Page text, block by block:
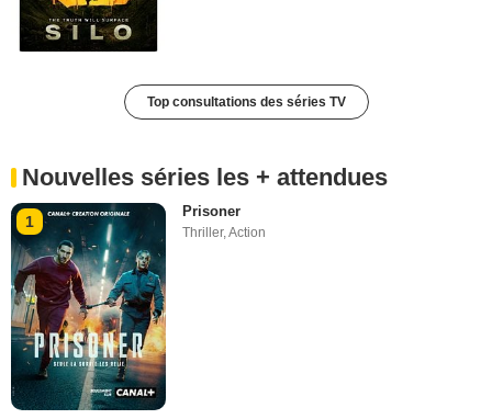
Top consultations des séries TV
Nouvelles séries les + attendues
1
Prisoner
Thriller,Action